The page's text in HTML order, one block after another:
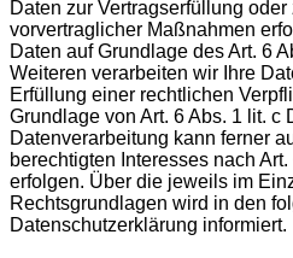
Daten zur Vertragserfüllung
vorvertraglicher Maßnahmen
Daten auf Grundlage des Art. 6
Weiteren verarbeiten wir Ihre
Erfüllung einer rechtlichen
Grundlage von Art. 6 Abs. 1 lit. c
Datenverarbeitung kann ferner
berechtigten Interesses nach
erfolgen. Über die jeweils im
Rechtsgrundlagen wird in den
Datenschutzerklärung informiert.